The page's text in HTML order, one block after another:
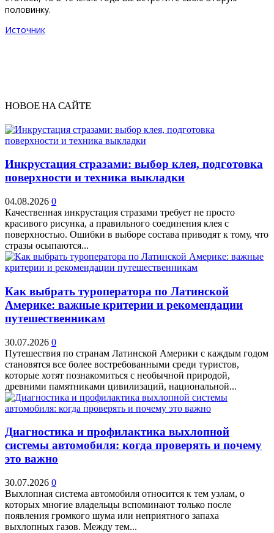
половинку.
Источник
НОВОЕ НА САЙТЕ
Инкрустация стразами: выбор клея, подготовка
поверхности и техника выкладки
04.08.2026 0
Качественная инкрустация стразами требует не просто
красивого рисунка, а правильного соединения клея с
поверхностью. Ошибки в выборе состава приводят к тому, что
стразы осыпаются...
Как выбрать туроператора по Латинской
Америке: важные критерии и рекомендации
путешественникам
30.07.2026 0
Путешествия по странам Латинской Америки с каждым годом
становятся все более востребованными среди туристов,
которые хотят познакомиться с необычной природой,
древними памятниками цивилизаций, национальной...
Диагностика и профилактика выхлопной
системы автомобиля: когда проверять и почему
это важно
30.07.2026 0
Выхлопная система автомобиля относится к тем узлам, о
которых многие владельцы вспоминают только после
появления громкого шума или неприятного запаха
выхлопных газов. Между тем...